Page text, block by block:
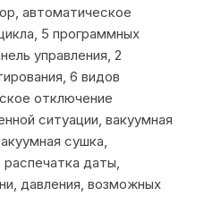
автоматическое
5 программных
управления, 2
6 видов
отключение
ситуации, вакуумная
сушка,
даты,
давления, возможных